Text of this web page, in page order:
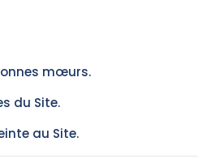
mœurs.
du Site.
au Site.